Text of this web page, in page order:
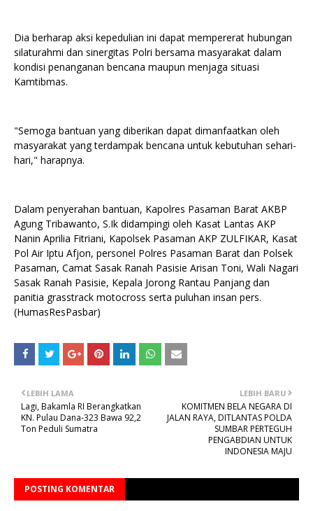
Dia berharap aksi kepedulian ini dapat mempererat hubungan
silaturahmi dan sinergitas Polri bersama masyarakat dalam
kondisi penanganan bencana maupun menjaga situasi
Kamtibmas.
"Semoga bantuan yang diberikan dapat dimanfaatkan oleh
masyarakat yang terdampak bencana untuk kebutuhan sehari-
hari," harapnya.
Dalam penyerahan bantuan, Kapolres Pasaman Barat AKBP
Agung Tribawanto, S.Ik didampingi oleh Kasat Lantas AKP
Nanin Aprilia Fitriani, Kapolsek Pasaman AKP ZULFIKAR, Kasat
Pol Air Iptu Afjon, personel Polres Pasaman Barat dan Polsek
Pasaman, Camat Sasak Ranah Pasisie Arisan Toni, Wali Nagari
Sasak Ranah Pasisie, Kepala Jorong Rantau Panjang dan
panitia grasstrack motocross serta puluhan insan pers.
(HumasResPasbar)
LEBIH BARU
KOMITMEN BELA NEGARA DI
JALAN RAYA, DITLANTAS POLDA
SUMBAR PERTEGUH
PENGABDIAN UNTUK
INDONESIA MAJU
LEBIH LAMA
Lagi, Bakamla RI Berangkatkan
KN. Pulau Dana-323 Bawa 92,2
Ton Peduli Sumatra
POSTING KOMENTAR